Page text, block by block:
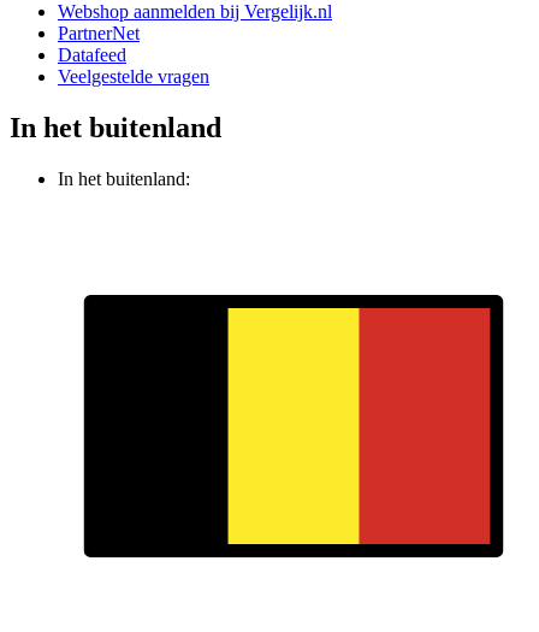
Webshop aanmelden bij Vergelijk.nl
PartnerNet
Datafeed
Veelgestelde vragen
In het buitenland
In het buitenland: